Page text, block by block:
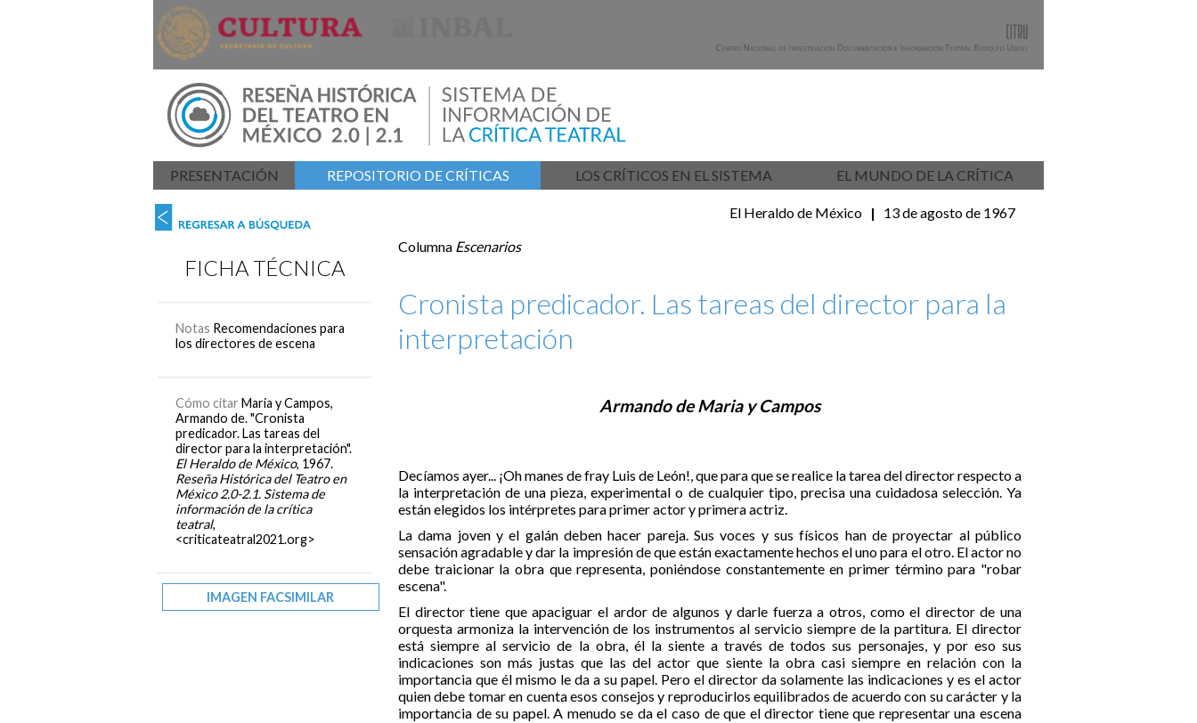
PRESENTACIÓN REPOSITORIO DE CRÍTICAS LOS CRÍTICOS EN EL SISTEMA EL MUNDO DE LA CRÍTICA
FICHA TÉCNICA
Notas Recomendaciones para
los directores de escena
Cómo citar Maria y Campos,
Armando de. "Cronista
predicador. Las tareas del
director para la interpretación".
El Heraldo de México, 1967.
Reseña Histórica del Teatro en
México 2.0-2.1. Sistema de
información de la crítica
teatral,
<criticateatral2021.org>
IMAGEN FACSIMILAR
El Heraldo de México |
13 de agosto de 1967
Columna Escenarios
Cronista predicador. Las tareas del director para la
interpretación
Armando de Maria y Campos
Decíamos ayer... ¡Oh manes de fray Luis de León!, que para que se realice la tarea del director respecto a
la interpretación de una pieza, experimental o de cualquier tipo, precisa una cuidadosa selección. Ya
están elegidos los intérpretes para primer actor y primera actriz.
La dama joven y el galán deben hacer pareja. Sus voces y sus físicos han de proyectar al público
sensación agradable y dar la impresión de que están exactamente hechos el uno para el otro. El actor no
debe traicionar la obra que representa, poniéndose constantemente en primer término para "robar
escena".
El director tiene que apaciguar el ardor de algunos y darle fuerza a otros, como el director de una
orquesta armoniza la intervención de los instrumentos al servicio siempre de la partitura. El director
está siempre al servicio de la obra, él la siente a través de todos sus personajes, y por eso sus
indicaciones son más justas que las del actor que siente la obra casi siempre en relación con la
importancia que él mismo le da a su papel. Pero el director da solamente las indicaciones y es el actor
quien debe tomar en cuenta esos consejos y reproducirlos equilibrados de acuerdo con su carácter y la
importancia de su papel. A menudo se da el caso de que el director tiene que representar una escena